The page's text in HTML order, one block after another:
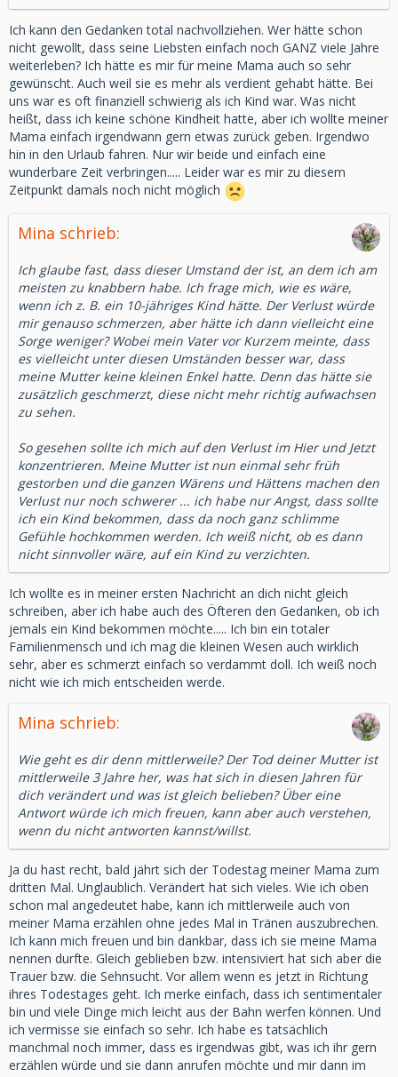
Ich kann den Gedanken total nachvollziehen. Wer hätte schon
nicht gewollt, dass seine Liebsten einfach noch GANZ viele Jahre
weiterleben? Ich hätte es mir für meine Mama auch so sehr
gewünscht. Auch weil sie es mehr als verdient gehabt hätte. Bei
uns war es oft finanziell schwierig als ich Kind war. Was nicht
heißt, dass ich keine schöne Kindheit hatte, aber ich wollte meiner
Mama einfach irgendwann gern etwas zurück geben. Irgendwo
hin in den Urlaub fahren. Nur wir beide und einfach eine
wunderbare Zeit verbringen..... Leider war es mir zu diesem
Zeitpunkt damals noch nicht möglich
Mina schrieb:
Ich glaube fast, dass dieser Umstand der ist, an dem ich am
meisten zu knabbern habe. Ich frage mich, wie es wäre,
wenn ich z. B. ein 10-jähriges Kind hätte. Der Verlust würde
mir genauso schmerzen, aber hätte ich dann vielleicht eine
Sorge weniger? Wobei mein Vater vor Kurzem meinte, dass
es vielleicht unter diesen Umständen besser war, dass
meine Mutter keine kleinen Enkel hatte. Denn das hätte sie
zusätzlich geschmerzt, diese nicht mehr richtig aufwachsen
zu sehen.
So gesehen sollte ich mich auf den Verlust im Hier und Jetzt
konzentrieren. Meine Mutter ist nun einmal sehr früh
gestorben und die ganzen Wärens und Hättens machen den
Verlust nur noch schwerer ... ich habe nur Angst, dass sollte
ich ein Kind bekommen, dass da noch ganz schlimme
Gefühle hochkommen werden. Ich weiß nicht, ob es dann
nicht sinnvoller wäre, auf ein Kind zu verzichten.
Ich wollte es in meiner ersten Nachricht an dich nicht gleich
schreiben, aber ich habe auch des Öfteren den Gedanken, ob ich
jemals ein Kind bekommen möchte..... Ich bin ein totaler
Familienmensch und ich mag die kleinen Wesen auch wirklich
sehr, aber es schmerzt einfach so verdammt doll. Ich weiß noch
nicht wie ich mich entscheiden werde.
Mina schrieb:
Wie geht es dir denn mittlerweile? Der Tod deiner Mutter ist
mittlerweile 3 Jahre her, was hat sich in diesen Jahren für
dich verändert und was ist gleich belieben? Über eine
Antwort würde ich mich freuen, kann aber auch verstehen,
wenn du nicht antworten kannst/willst.
Ja du hast recht, bald jährt sich der Todestag meiner Mama zum
dritten Mal. Unglaublich. Verändert hat sich vieles. Wie ich oben
schon mal angedeutet habe, kann ich mittlerweile auch von
meiner Mama erzählen ohne jedes Mal in Tränen auszubrechen.
Ich kann mich freuen und bin dankbar, dass ich sie meine Mama
nennen durfte. Gleich geblieben bzw. intensiviert hat sich aber die
Trauer bzw. die Sehnsucht. Vor allem wenn es jetzt in Richtung
ihres Todestages geht. Ich merke einfach, dass ich sentimentaler
bin und viele Dinge mich leicht aus der Bahn werfen können. Und
ich vermisse sie einfach so sehr. Ich habe es tatsächlich
manchmal noch immer, dass es irgendwas gibt, was ich ihr gern
erzählen würde und sie dann anrufen möchte und mir dann im